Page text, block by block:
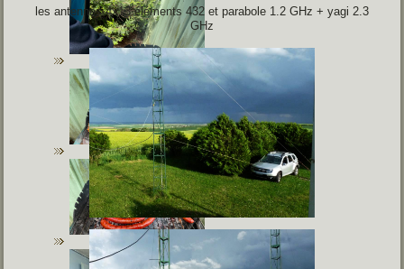
les antennes 4x13 éléments 432 et parabole 1.2 GHz + yagi 2.3
GHz